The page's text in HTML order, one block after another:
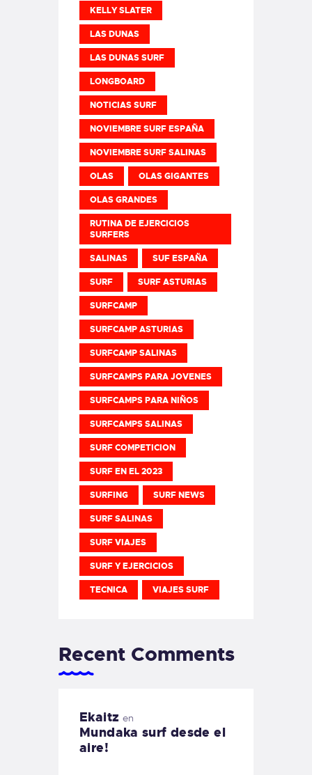
KELLY SLATER
LAS DUNAS
LAS DUNAS SURF
LONGBOARD
NOTICIAS SURF
NOVIEMBRE SURF ESPAÑA
NOVIEMBRE SURF SALINAS
OLAS OLAS GIGANTES
OLAS GRANDES
RUTINA DE EJERCICIOS
SURFERS
SALINAS SUF ESPAÑA
SURF SURF ASTURIAS
SURFCAMP
SURFCAMP ASTURIAS
SURFCAMP SALINAS
SURFCAMPS PARA JOVENES
SURFCAMPS PARA NIÑOS
SURFCAMPS SALINAS
SURF COMPETICION
SURF EN EL 2023
SURFING SURF NEWS
SURF SALINAS
SURF VIAJES
SURF Y EJERCICIOS
TECNICA VIAJES SURF
Recent Comments
Ekaitz en
Mundaka surf desde el
aire!